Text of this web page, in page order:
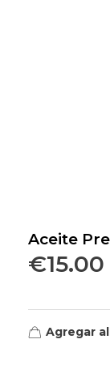
Aceite
€15.00
Agregar